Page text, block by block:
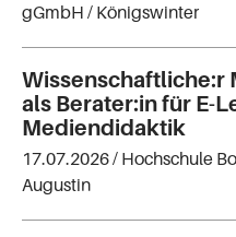
gGmbH / Königswinter
Wissenschaftliche:r
als Berater:in für E-
Mediendidaktik
17.07.2026 / Hochschule
Augustin